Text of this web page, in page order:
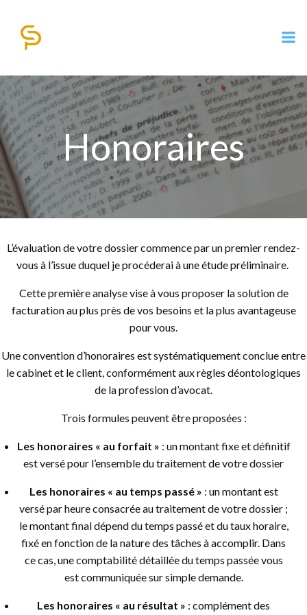
Honoraires
L’évaluation de votre dossier commence par un premier rendez-
vous à l’issue duquel je procéderai à une étude préliminaire.
Cette première analyse vise à vous proposer la solution de
facturation au plus près de vos besoins et la plus avantageuse
pour vous.
Une convention d’honoraires est systématiquement conclue entre
le cabinet et le client, conformément aux règles déontologiques
de la profession d’avocat.
Trois formules peuvent être proposées :
Les honoraires « au forfait » : un montant fixe et définitif
est versé pour l’ensemble du traitement de votre dossier
Les honoraires « au temps passé » : un montant est
versé par heure consacrée au traitement de votre dossier ;
le montant final dépend du temps passé et du taux horaire,
fixé en fonction de la nature des tâches à accomplir. Dans
ce cas, une comptabilité détaillée du temps passée vous
est communiquée sur simple demande.
Les honoraires « au résultat » : complément des